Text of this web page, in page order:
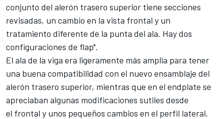
conjunto del alerón trasero superior tiene secciones
revisadas, un cambio en la vista frontal y un
tratamiento diferente de la punta del ala. Hay dos
configuraciones de flap".
El ala de la viga era ligeramente más amplia para tener
una buena compatibilidad con el nuevo ensamblaje del
alerón trasero superior, mientras que en el endplate se
apreciaban algunas modificaciones sutiles desde
el frontal y unos pequeños cambios en el perfil lateral.